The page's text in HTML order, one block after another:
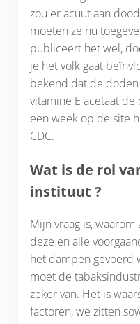
zou er acuut aan
moeten ze nu
publiceert het wel,
je het volk gaat
bekend dat de
vitamine E acetaat de
een week op de site
CDC.
Wat is de rol
instituut ?
Mijn vraag is,
deze en alle
het dampen gevoerd
moet de
zeker van. Het is
factoren, we zitten